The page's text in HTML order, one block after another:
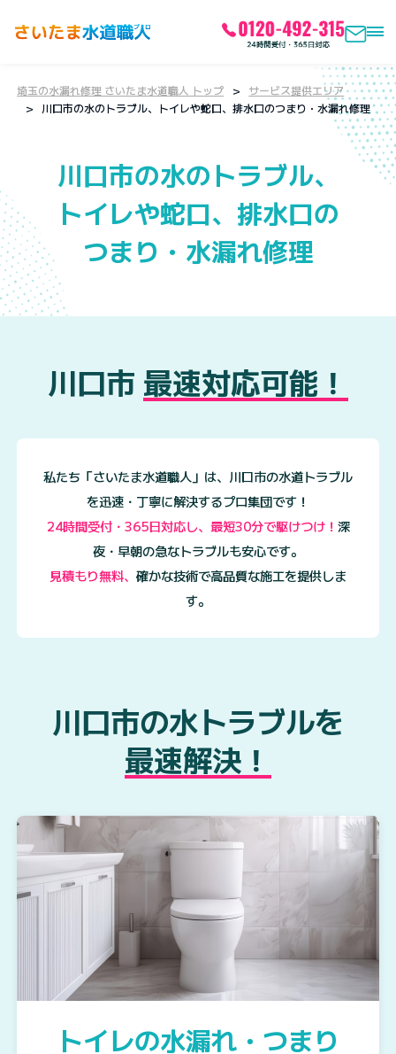
埼玉の水漏れ修理 さいたま水道職人 トップ
サービス提供エリア
川口市の水のトラブル、トイレや蛇口、排水口のつまり・水漏れ修理
川口市の水のトラブル、
トイレや蛇口、排水口の
つまり・水漏れ修理
川口市 最速対応可能！
私たち「さいたま水道職人」は、川口市の水道トラブル
を迅速・丁寧に解決するプロ集団です！
24時間受付・365日対応し、最短30分で駆けつけ！ 深
夜・早朝の急なトラブルも安心です。
見積もり無料、 確かな技術で高品質な施工を提供しま
す。
川口市の水トラブルを
最速解決！
トイレの水漏れ・つまり